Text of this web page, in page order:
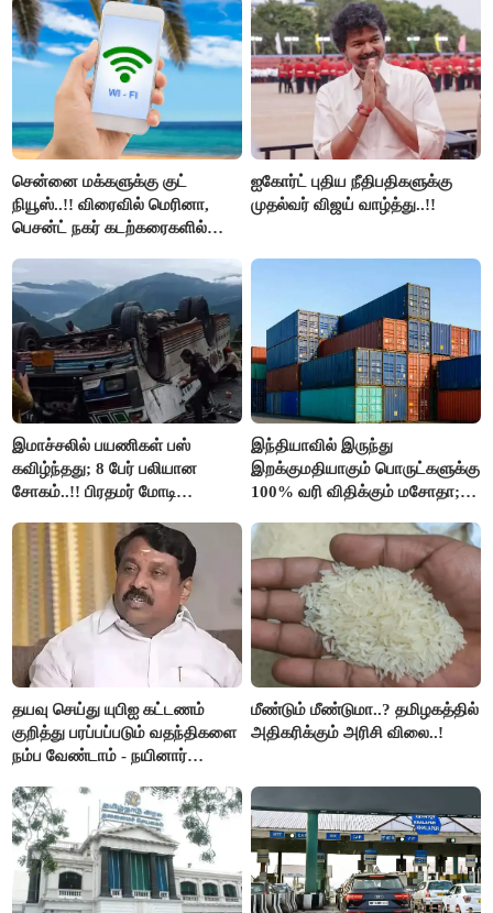
அரங்கேற்றுகிறார் முதலமைச்சர் -
திமுக ஐடி விங்..!!
சென்னை மக்களுக்கு குட்
நியூஸ்..!! விரைவில் மெரினா,
பெசன்ட் நகர் கடற்கரைகளில்
ஐகோர்ட் புதிய நீதிபதிகளுக்கு
முதல்வர் விஜய் வாழ்த்து..!!
இமாச்சலில் பயணிகள் பஸ்
கவிழ்ந்தது; 8 பேர் பலியான
சோகம்..!! பிரதமர் மோடி
இந்தியாவில் இருந்து
இறக்குமதியாகும் பொருட்களுக்கு
100% வரி விதிக்கும் மசோதா;
தயவு செய்து யுபிஐ கட்டணம்
குறித்து பரப்பப்படும் வதந்திகளை
நம்ப வேண்டாம் - நயினார்
மீண்டும் மீண்டுமா..? தமிழகத்தில்
அதிகரிக்கும் அரிசி விலை..!